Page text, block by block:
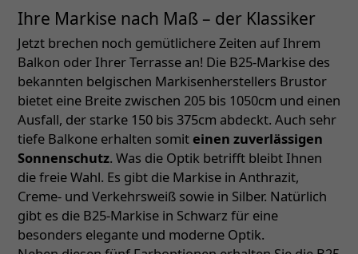
Ihre Markise nach Maß – der Klassiker
Jetzt brechen noch gemütlichere Zeiten auf Ihrem
Balkon oder Ihrer Terrasse an! Die B25-Markise des
bekannten belgischen Markisenherstellers Brustor
bietet eine Breite zwischen 205 bis 1050cm und einen
Ausfall, der starke 150 bis 375cm abdeckt. Auch sehr
tiefe Balkone erhalten somit einen zuverlässigen
Sonnenschutz. Was die Optik betrifft bleibt Ihnen
die freie Wahl. Es gibt die Markise in Anthrazit,
Creme- und Verkehrsweiß sowie in Silber. Natürlich
gibt es die B25-Markise in Schwarz für eine
besonders elegante und moderne Optik.